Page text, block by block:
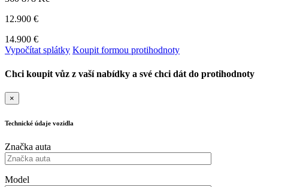
12.900 €
14.900 €
Vypočítat splátky Koupit formou protihodnoty
Chci koupit vůz z vaší nabídky a své chci dát do protihodnoty
×
Technické údaje vozidla
Značka auta
Model